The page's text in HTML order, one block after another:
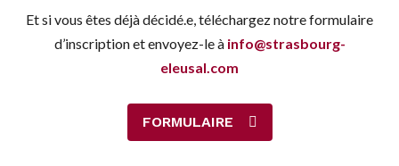
Et si vous êtes déjà décidé.e, téléchargez notre formulaire
d’inscription et envoyez-le à info@strasbourg-
eleusal.com
FORMULAIRE